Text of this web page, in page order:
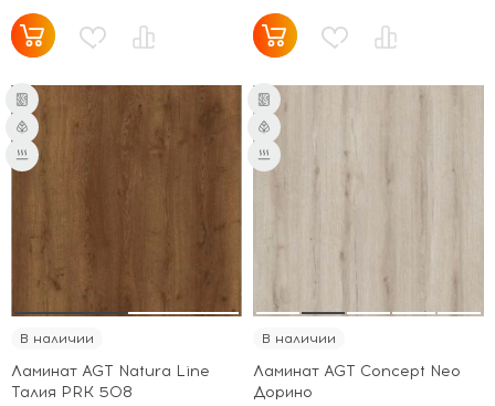
В наличии
Ламинат AGT Natura Line
Талия PRK 508
В наличии
Ламинат AGT Concept Neo
Дорино